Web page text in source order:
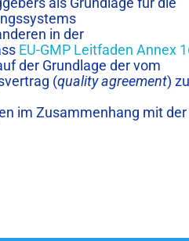
in der
EU-GMP Leitfaden Annex
der Grundlage der vom
(quality agreement)
im Zusammenhang mit der